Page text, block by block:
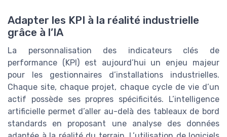
Adapter les KPI à la réalité industrielle
grâce à l’IA
La personnalisation des indicateurs clés de
performance (KPI) est aujourd’hui un enjeu majeur
pour les gestionnaires d’installations industrielles.
Chaque site, chaque projet, chaque cycle de vie d’un
actif possède ses propres spécificités. L’intelligence
artificielle permet d’aller au-delà des tableaux de bord
standards en proposant une analyse des données